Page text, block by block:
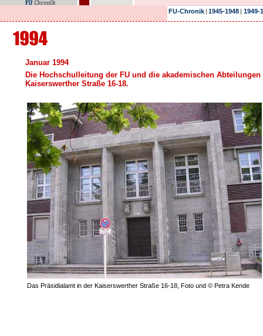
FU-Chronik |1945-1948 | 1949-
Januar 1994
Die Hochschulleitung der FU und die akademischen
Kaiserswerther Straße 16-18.
Das Präsidialamt in der Kaiserswerther Straße 16-18, Foto und © Petra Kende